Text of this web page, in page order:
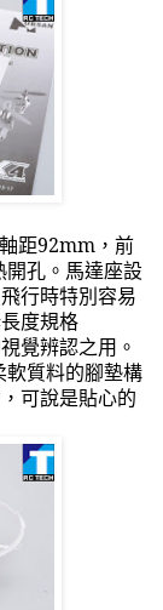
距92mm ，前
開孔。馬達座設
行時特別容易
度規格
覺辨認之用。
軟質料的腳墊構
可說是貼心的